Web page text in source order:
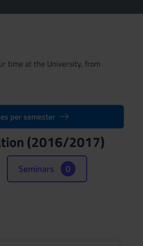
time at the University, from
per semester
(2016/2017)
Seminars 0